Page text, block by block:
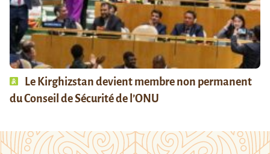
Le Kirghizstan devient membre non permanent
du Conseil de Sécurité de l’ONU